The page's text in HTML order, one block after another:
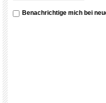
Benachrichtige mich bei